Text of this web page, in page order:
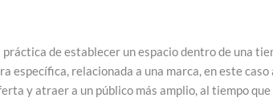
de establecer un espacio dentro de una
específica, relacionada a una marca, en este
y atraer a un público más amplio, al tiempo